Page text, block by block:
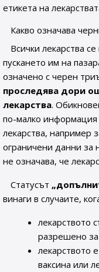
етикета на
Какво означава
Всички лекарства
пускането им на
означено с черен
проследява дори
лекарства.
по-малко информация
лекарства, например
ограничени данни за
не означава, че
Статусът
винаги в случаите,
лекарството
разрешено за
лекарството
ваксина или